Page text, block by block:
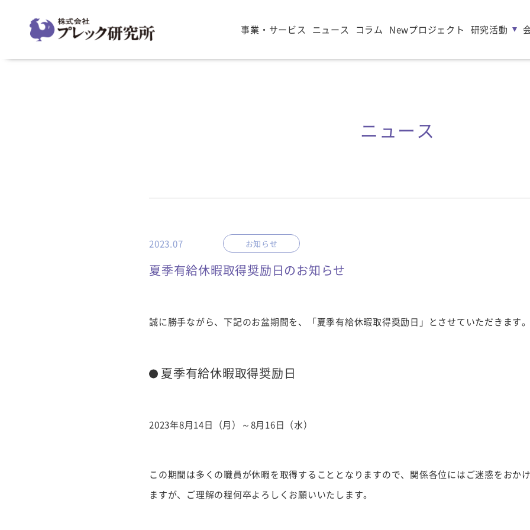
事業・サービス ニュース コラム Newプロジェクト 研究活動
ニュース
2023.07 お知らせ
夏季有給休暇取得奨励日のお知らせ
誠に勝手ながら、下記のお盆期間を、「夏季有給休暇取得奨励日」とさせていただきます。
夏季有給休暇取得奨励日
2023年8月14日（月）～8月16日（水）
この期間は多くの職員が休暇を取得することとなりますので、関係各位にはご迷惑をおか
ますが、ご理解の程何卒よろしくお願いいたします。